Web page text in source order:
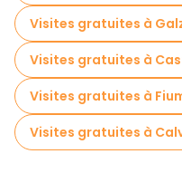
Visites gratuites à
Visites gratuites à
Visites gratuites à
Visites gratuites à